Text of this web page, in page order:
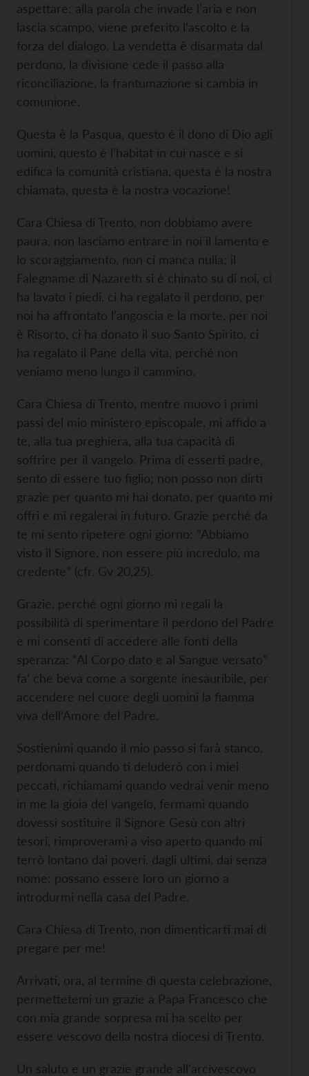
aspettare; alla parola che invade l’aria e non
lascia scampo, viene preferito l’ascolto e la
forza del dialogo. La vendetta è disarmata dal
perdono, la divisione cede il passo alla
riconciliazione, la frantumazione si cambia in
comunione.
Questa è la Pasqua, questo è il dono di Dio agli
uomini, questo è l’habitat in cui nasce e si
edifica la comunità cristiana, questa è la nostra
chiamata, questa è la nostra vocazione!
Cara Chiesa di Trento, non dobbiamo avere
paura, non lasciamo entrare in noi il lamento e
lo scoraggiamento, non ci manca nulla; il
Falegname di Nazareth si è chinato su di noi, ci
ha lavato i piedi, ci ha regalato il perdono, per
noi ha affrontato l’angoscia e la morte, per noi
è Risorto, ci ha donato il suo Santo Spirito, ci
ha regalato il Pane della vita, perché non
veniamo meno lungo il cammino.
Cara Chiesa di Trento, mentre muovo i primi
passi del mio ministero episcopale, mi affido a
te, alla tua preghiera, alla tua capacità di
soffrire per il vangelo. Prima di esserti padre,
sento di essere tuo figlio; non posso non dirti
grazie per quanto mi hai donato, per quanto mi
offri e mi regalerai in futuro. Grazie perché da
te mi sento ripetere ogni giorno: “Abbiamo
visto il Signore, non essere più incredulo, ma
credente” (cfr. Gv 20,25).
Grazie, perché ogni giorno mi regali la
possibilità di sperimentare il perdono del Padre
e mi consenti di accedere alle fonti della
speranza: “Al Corpo dato e al Sangue versato”
fa’ che beva come a sorgente inesauribile, per
accendere nel cuore degli uomini la fiamma
viva dell’Amore del Padre.
Sostienimi quando il mio passo si farà stanco,
perdonami quando ti deluderò con i miei
peccati, richiamami quando vedrai venir meno
in me la gioia del vangelo, fermami quando
dovessi sostituire il Signore Gesù con altri
tesori, rimproverami a viso aperto quando mi
terrò lontano dai poveri, dagli ultimi, dai senza
nome: possano essere loro un giorno a
introdurmi nella casa del Padre.
Cara Chiesa di Trento, non dimenticarti mai di
pregare per me!
Arrivati, ora, al termine di questa celebrazione,
permettetemi un grazie a Papa Francesco che
con mia grande sorpresa mi ha scelto per
essere vescovo della nostra diocesi di Trento.
Un saluto e un grazie grande all’arcivescovo